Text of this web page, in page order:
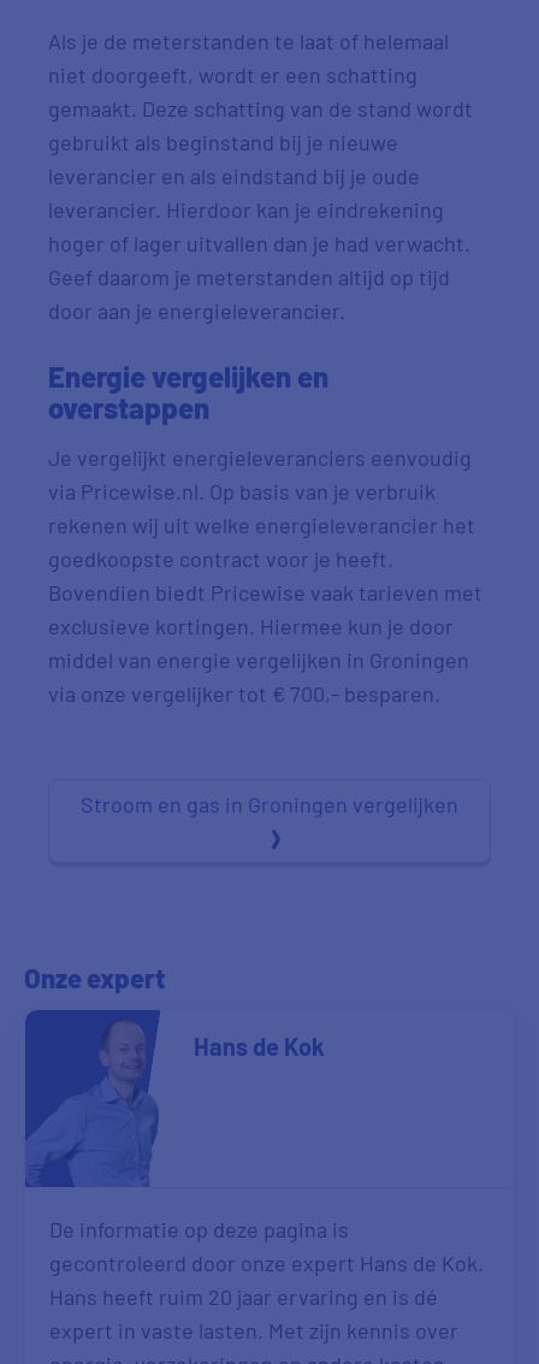
Als je de meterstanden te laat of helemaal
niet doorgeeft, wordt er een schatting
gemaakt. Deze schatting van de stand wordt
gebruikt als beginstand bij je nieuwe
leverancier en als eindstand bij je oude
leverancier. Hierdoor kan je eindrekening
hoger of lager uitvallen dan je had verwacht.
Geef daarom je meterstanden altijd op tijd
door aan je energieleverancier.
Energie vergelijken en
overstappen
Je vergelijkt energieleveranciers eenvoudig
via Pricewise.nl. Op basis van je verbruik
rekenen wij uit welke energieleverancier het
goedkoopste contract voor je heeft.
Bovendien biedt Pricewise vaak tarieven met
exclusieve kortingen. Hiermee kun je door
middel van energie vergelijken in Groningen
via onze vergelijker tot € 700,- besparen.
Stroom en gas in Groningen vergelijken
Onze expert
Hans de Kok
De informatie op deze pagina is
gecontroleerd door onze expert Hans de Kok.
Hans heeft ruim 20 jaar ervaring en is dé
expert in vaste lasten. Met zijn kennis over